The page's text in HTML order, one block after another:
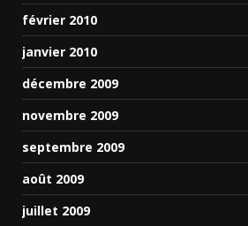
février 2010
janvier 2010
décembre 2009
novembre 2009
septembre 2009
août 2009
juillet 2009